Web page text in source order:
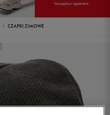
CZAPKI ZIMOWE